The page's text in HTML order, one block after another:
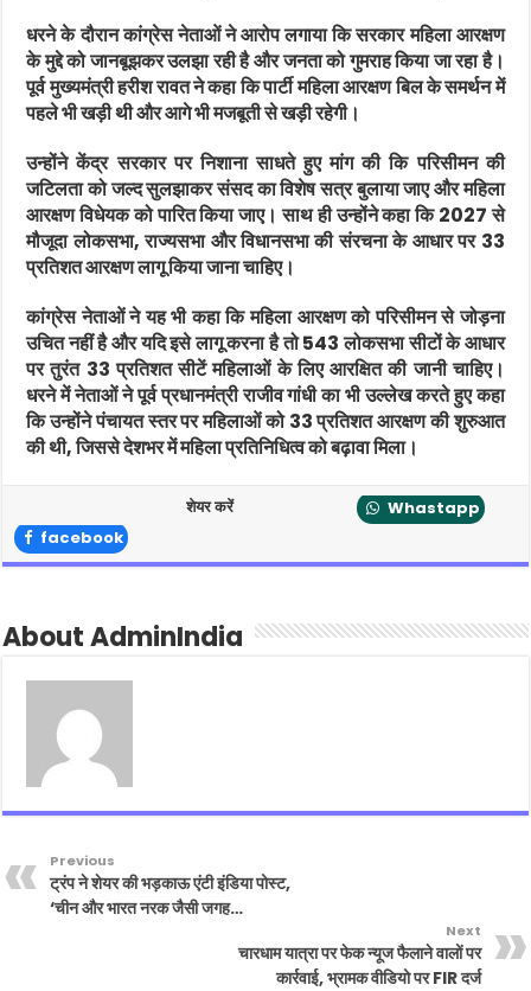
धरने के दौरान कांग्रेस नेताओं ने आरोप लगाया कि सरकार महिला आरक्षण
के मुद्दे को जानबूझकर उलझा रही है और जनता को गुमराह किया जा रहा है।
पूर्व मुख्यमंत्रीहरीश रावतने कहा कि पार्टी महिला आरक्षण बिल के समर्थन में
पहले भी खड़ी थी और आगे भी मजबूती से खड़ी रहेगी।
उन्होंने केंद्र सरकार पर निशाना साधते हुए मांग की कि परिसीमन की
जटिलता को जल्द सुलझाकर संसद का विशेष सत्र बुलाया जाए और महिला
आरक्षण विधेयक को पारित किया जाए। साथ ही उन्होंने कहा कि 2027 से
मौजूदा लोकसभा, राज्यसभा और विधानसभा की संरचना के आधार पर 33
प्रतिशत आरक्षण लागू किया जाना चाहिए।
कांग्रेस नेताओं ने यह भी कहा कि महिला आरक्षण को परिसीमन से जोड़ना
उचित नहीं है और यदि इसे लागू करना है तो 543 लोकसभा सीटों के आधार
पर तुरंत 33 प्रतिशत सीटें महिलाओं के लिए आरक्षित की जानी चाहिए।
धरने में नेताओं ने पूर्व प्रधानमंत्री राजीव गांधी का भी उल्लेख करते हुए कहा
कि उन्होंने पंचायत स्तर पर महिलाओं को 33 प्रतिशत आरक्षण की शुरुआत
की थी, जिससे देशभर में महिला प्रतिनिधित्व को बढ़ावा मिला।
शेयर करें
Whastapp
facebook
About AdminIndia
Previous
ट्रंप ने शेयर की भड़काऊ एंटी इंडिया पोस्ट,
‘चीन और भारत नरक जैसी जगह…
Next
चारधाम यात्रा पर फेक न्यूज फैलाने वालों पर
कार्रवाई, भ्रामक वीडियो पर FIR दर्ज